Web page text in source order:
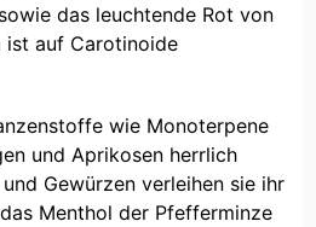
das leuchtende Rot von
ist auf Carotinoide
wie Monoterpene
und Aprikosen herrlich
Gewürzen verleihen sie ihr
Menthol der Pfefferminze